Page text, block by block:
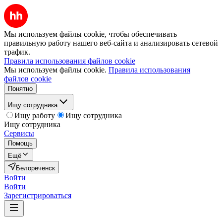
Мы используем файлы cookie, чтобы обеспечивать
правильную работу нашего веб-сайта и анализировать сетевой
трафик.
Правила использования файлов cookie
Мы используем файлы cookie. Правила использования
файлов cookie
Понятно
Ищу сотрудника
Ищу работу
Ищу сотрудника
Ищу сотрудника
Сервисы
Помощь
Ещё
Белореченск
Войти
Войти
Зарегистрироваться